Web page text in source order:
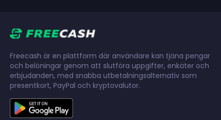
Freecash är en plattform där användare kan tjäna pengar
och belöningar genom att slutföra uppgifter, enkäter och
erbjudanden, med snabba utbetalningsalternativ som
presentkort, PayPal och kryptovalutor.